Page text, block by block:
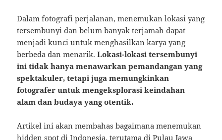
Dalam fotografi perjalanan, menemukan lokasi yang
tersembunyi dan belum banyak terjamah dapat
menjadi kunci untuk menghasilkan karya yang
berbeda dan menarik.Lokasi-lokasi tersembunyi
ini tidak hanya menawarkan pemandangan yang
spektakuler, tetapi juga memungkinkan
fotografer untuk mengeksplorasi keindahan
alam dan budaya yang otentik.
Artikel ini akan membahas bagaimana menemukan
hidden spot di Indonesia, terutama di Pulau Jawa